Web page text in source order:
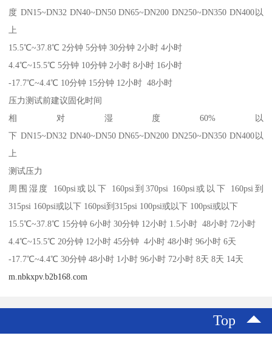
度 DN15~DN32 DN40~DN50 DN65~DN200 DN250~DN350 DN400以
上
15.5℃~37.8℃ 2分钟 5分钟 30分钟 2小时 4小时
4.4℃~15.5℃ 5分钟 10分钟 2小时 8小时 16小时
-17.7℃~4.4℃ 10分钟 15分钟 12小时 48小时
压力测试前建议固化时间
相对湿度60%以
下 DN15~DN32 DN40~DN50 DN65~DN200 DN250~DN350 DN400以
上
测试压力
周围湿度 160psi或以下 160psi到370psi 160psi或以下 160psi到
315psi 160psi或以下 160psi到315psi 100psi或以下 100psi或以下
15.5℃~37.8℃ 15分钟 6小时 30分钟 12小时 1.5小时 48小时 72小时
4.4℃~15.5℃ 20分钟 12小时 45分钟 4小时 48小时 96小时 6天
-17.7℃~4.4℃ 30分钟 48小时 1小时 96小时 72小时 8天 8天 14天
m.nbkxpv.b2b168.com
Top